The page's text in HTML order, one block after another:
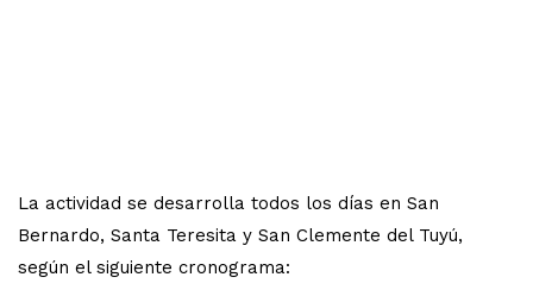
La actividad se desarrolla todos los días en San
Bernardo, Santa Teresita y San Clemente del Tuyú,
según el siguiente cronograma: